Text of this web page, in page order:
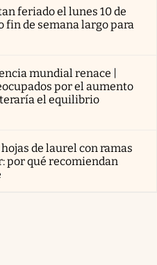
feriado el lunes 10 de
fin de semana largo para
mundial renace |
por el aumento
el equilibrio
de laurel con ramas
por qué recomiendan